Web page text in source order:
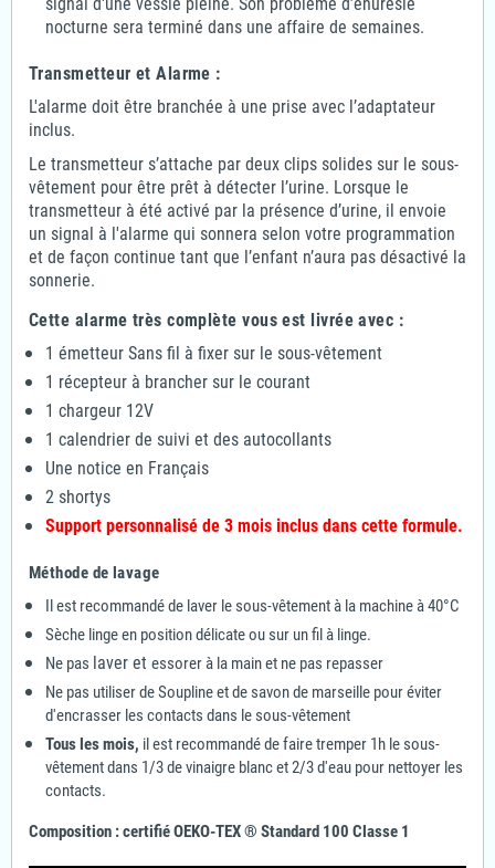
nocturne sera terminé dans une affaire de semaines.
Transmetteur et Alarme :
L'alarme doit être branchée à une prise avec l’adaptateur
inclus.
Le transmetteur s’attache par deux clips solides sur le sous-
vêtement pour être prêt à détecter l’urine. Lorsque le
transmetteur à été activé par la présence d’urine, il envoie
un signal à l'alarme qui sonnera selon votre programmation
et de façon continue tant que l’enfant n’aura pas désactivé la
sonnerie.
Cette alarme très complète vous est livrée avec :
1 émetteur Sans fil à fixer sur le sous-vêtement
1 récepteur à brancher sur le courant
1 chargeur 12V
1 calendrier de suivi et des autocollants
Une notice en Français
2 shortys
Support personnalisé de 3 mois inclus dans cette formule.
Méthode de lavage
Il est recommandé de laver le sous-vêtement à la machine à 40°C
Sèche linge en position délicate ou sur un fil à linge.
Ne pas laver et essorer à la main et ne pas repasser
Ne pas utiliser de Soupline et de savon de marseille pour éviter
d'encrasser les contacts dans le sous-vêtement
Tous les mois, il est recommandé de faire tremper 1h le sous-
vêtement dans 1/3 de vinaigre blanc et 2/3 d'eau pour nettoyer les
contacts.
Composition :certifié OEKO-TEX ® Standard 100 Classe 1